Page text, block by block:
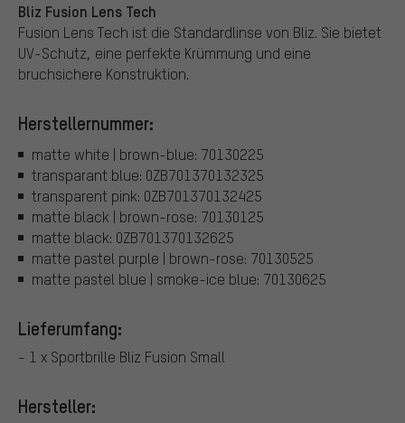
Bliz Fusion Lens Tech
Fusion Lens Tech ist die Standardlinse von Bliz. Sie bietet
UV-Schutz, eine perfekte Krümmung und eine
bruchsichere Konstruktion.
Herstellernummer:
matte white | brown-blue: 70130225
transparant blue: 0ZB701370132325
transparent pink: 0ZB701370132425
matte black | brown-rose: 70130125
matte black: 0ZB701370132625
matte pastel purple | brown-rose: 70130525
matte pastel blue | smoke-ice blue: 70130625
Lieferumfang:
- 1 x Sportbrille Bliz Fusion Small
Hersteller: